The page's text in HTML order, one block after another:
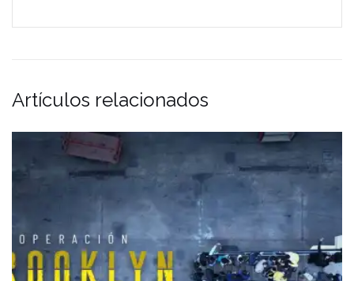
Artículos relacionados